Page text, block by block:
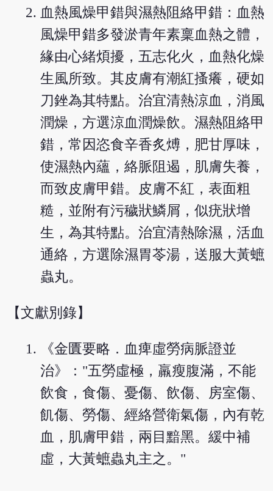
血熱風燥甲錯與濕熱阻絡甲錯：血熱
風燥甲錯多發淤青年素稟血熱之體，
緣由心緒煩擾，五志化火，血熱化燥
生風所致。其皮膚有潮紅搔癢，硬如
刀銼為其特點。治宜清熱涼血，消風
潤燥，方選涼血潤燥飲。濕熱阻絡甲
錯，常因恣食辛香炙煿，肥甘厚味，
使濕熱內蘊，絡脈阻遏，肌膚失養，
而致皮膚甲錯。皮膚不紅，表面粗
糙，並附有污穢狀鱗屑，似疣狀增
生，為其特點。治宜清熱除濕，活血
通絡，方選除濕胃苓湯，送服大黃蟅
蟲丸。
【文獻別錄】
《金匱要略．血痺虛勞病脈證並
治》："五勞虛極，羸瘦腹滿，不能
飲食，食傷、憂傷、飲傷、房室傷、
飢傷、勞傷、經絡營衛氣傷，內有乾
血，肌膚甲錯，兩目黯黑。緩中補
虛，大黃蟅蟲丸主之。"